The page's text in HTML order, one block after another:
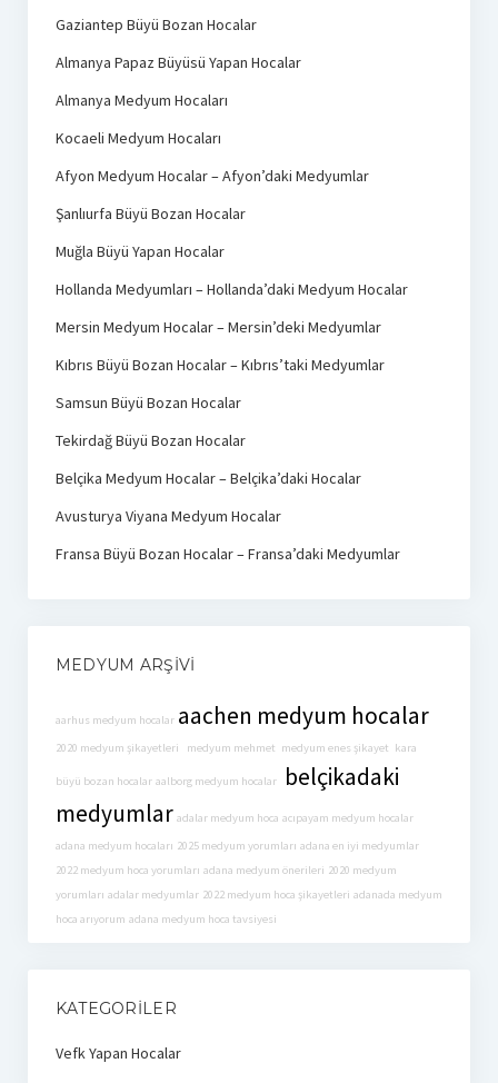
Gaziantep Büyü Bozan Hocalar
Almanya Papaz Büyüsü Yapan Hocalar
Almanya Medyum Hocaları
Kocaeli Medyum Hocaları
Afyon Medyum Hocalar – Afyon’daki Medyumlar
Şanlıurfa Büyü Bozan Hocalar
Muğla Büyü Yapan Hocalar
Hollanda Medyumları – Hollanda’daki Medyum Hocalar
Mersin Medyum Hocalar – Mersin’deki Medyumlar
Kıbrıs Büyü Bozan Hocalar – Kıbrıs’taki Medyumlar
Samsun Büyü Bozan Hocalar
Tekirdağ Büyü Bozan Hocalar
Belçika Medyum Hocalar – Belçika’daki Hocalar
Avusturya Viyana Medyum Hocalar
Fransa Büyü Bozan Hocalar – Fransa’daki Medyumlar
MEDYUM ARŞIVI
aarhus medyum hocalar aachen medyum hocalar
2020 medyum şikayetleri medyum mehmet medyum enes şikayet kara
büyü bozan hocalar aalborg medyum hocalar
belçikadaki
medyumlar adalar medyum hoca acıpayam medyum hocalar
adana medyum hocaları 2025 medyum yorumları adana en iyi medyumlar
2022 medyum hoca yorumları adana medyum önerileri 2020 medyum
yorumları adalar medyumlar 2022 medyum hoca şikayetleri adanada medyum
hoca arıyorum adana medyum hoca tavsiyesi
KATEGORILER
Vefk Yapan Hocalar